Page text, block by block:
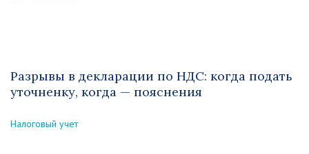
Разрывы в декларации по НДС: когда подать
уточненку, когда — пояснения
Налоговый учет